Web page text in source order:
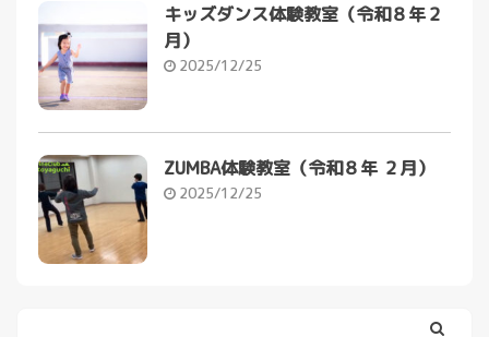
キッズダンス体験教室（令和８年２
月）
2025/12/25
ZUMBA体験教室（令和８年 ２月）
2025/12/25